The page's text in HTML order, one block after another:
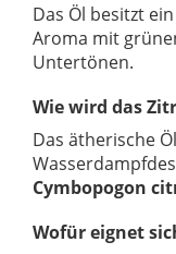
Das Öl besitzt
Aroma mit
Untertönen.
Wie wird das
Das ätherische
Cymbopogon
Wofür eignet